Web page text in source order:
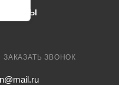
БРЕНДЫ
ЗАКАЗАТЬ ЗВОНОК